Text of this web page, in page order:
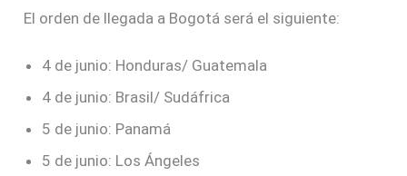
El orden de llegada a Bogotá será el siguiente:
4 de junio: Honduras/ Guatemala
4 de junio: Brasil/ Sudáfrica
5 de junio: Panamá
5 de junio: Los Ángeles